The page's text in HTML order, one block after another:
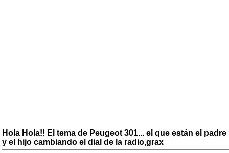
Hola Hola!! El tema de Peugeot 301... el que están el padre
y el hijo cambiando el dial de la radio,grax